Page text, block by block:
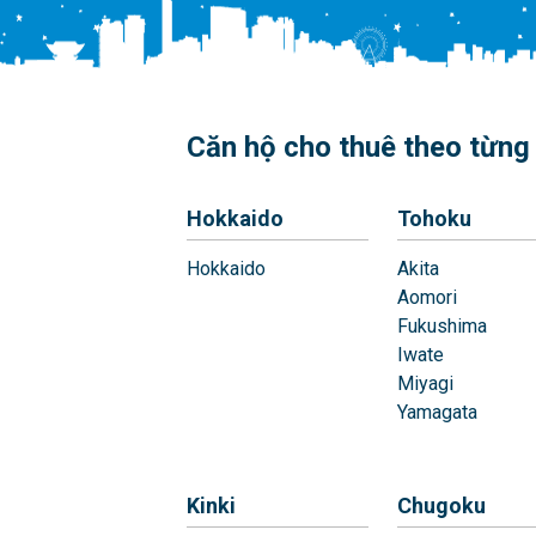
Căn hộ cho thuê theo
Hokkaido
Hokkaido
Tohoku
Akita
Aomori
Fukushima
Iwate
Miyagi
Yamagata
Kinki Chugoku